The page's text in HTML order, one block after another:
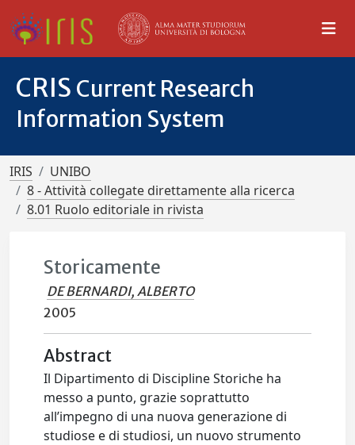
CRIS Current Research
Information System
IRIS
UNIBO
8 - Attività collegate direttamente alla ricerca
8.01 Ruolo editoriale in rivista
Storicamente
DE BERNARDI, ALBERTO
2005
Abstract
Il Dipartimento di Discipline Storiche ha
messo a punto, grazie soprattutto
all’impegno di una nuova generazione di
studiose e di studiosi, un nuovo strumento